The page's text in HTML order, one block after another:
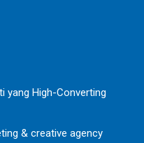
yang High-Converting
& creative agency